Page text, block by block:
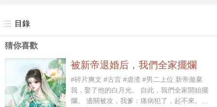
上班了？
目錄
猜你喜歡
被新帝退婚后，我們全家擺爛
#碎片爽文 #古言 #虐渣 #男二上位 新帝拋棄
我，娶了他的白月光。 自此，我們全家開始擺
爛。 邊關被攻，我爹：痛病犯了，起不來。